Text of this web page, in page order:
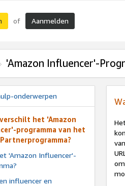
of Aanmelden
'Amazon Influencer'-
onderwerpen
het 'Amazon
programma van het
'Amazon Influencer'-
influencer en